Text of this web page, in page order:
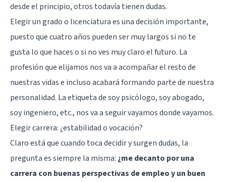
desde el principio, otros todavía tienen dudas.
Elegir un grado o licenciatura es una decisión importante,
puesto que cuatro años pueden ser muy largos si no te
gusta lo que haces o si no ves muy claro el futuro. La
profesión que elijamos nos va a acompañar el resto de
nuestras vidas e incluso acabará formando parte de nuestra
personalidad. La etiqueta de soy psicólogo, soy abogado,
soy ingeniero, etc., nos va a seguir vayamos donde vayamos.
Elegir carrera: ¿estabilidad o vocación?
Claro está que cuando toca decidir y surgen dudas, la
pregunta es siempre la misma: ¿me decanto por una
carrera con buenas perspectivas de empleo y un buen